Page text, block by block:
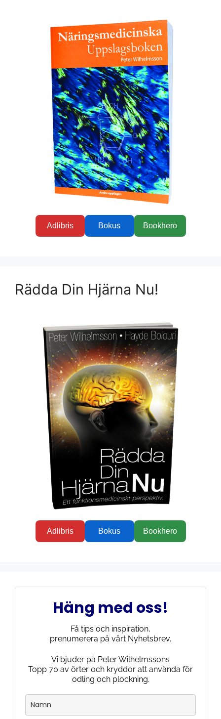
Adlibris Bokus Bookhero
Rädda Din Hjärna Nu!
Adlibris Bokus Bookhero
Häng med oss!
Få tips och inspiration,
prenumerera på vårt Nyhetsbrev.
Vi bjuder på Peter Wilhelmssons
Topp 70 av örter och kryddor att använda för
odling och plockning.